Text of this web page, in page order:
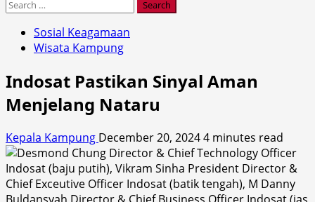
Search
Sosial Keagamaan
Wisata Kampung
Indosat Pastikan Sinyal Aman
Menjelang Nataru
Kepala Kampung December 20, 20244 minutes read